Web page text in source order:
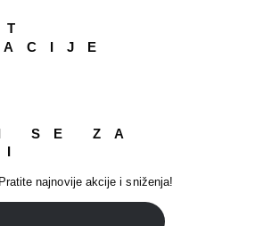
SE ZA
najnovije akcije i sniženja!